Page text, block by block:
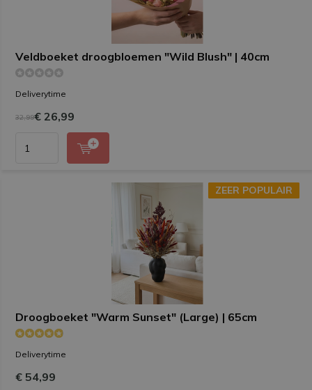
Veldboeket droogbloemen "Wild Blush" | 40cm
Deliverytime
32,99€ 26,99
Droogboeket "Warm Sunset" (Large) | 65cm
Deliverytime
ZEER POPULAIR
€ 54,99
ZEER POPULAIR